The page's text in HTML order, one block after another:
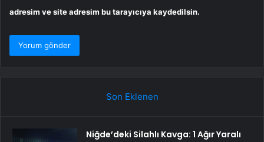
adresim ve site adresim bu tarayıcıya kaydedilsin.
Son Eklenen
Niğde’deki Silahlı Kavga: 1 Ağır Yaralı